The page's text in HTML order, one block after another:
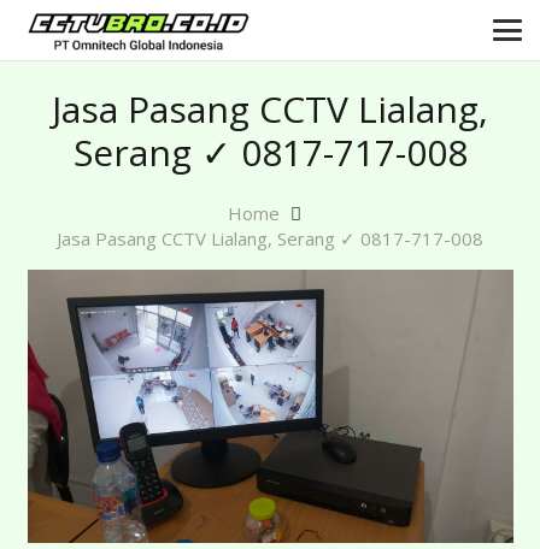
Jasa Pasang CCTV Lialang,
Serang ✓ 0817-717-008
Home
Jasa Pasang CCTV Lialang, Serang ✓ 0817-717-008